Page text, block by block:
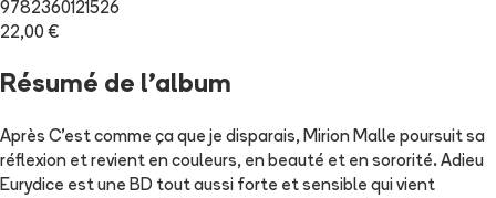
9782360121526
22,00 €
Résumé de l'album
Après C'est comme ça que je disparais, Mirion Malle poursuit sa
réflexion et revient en couleurs, en beauté et en sororité. Adieu
Eurydice est une BD tout aussi forte et sensible qui vient